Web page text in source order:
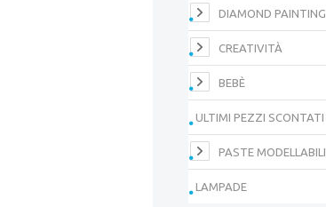
DIAMOND PAINTING
CREATIVITÀ
BEBÈ
ULTIMI PEZZI SCONTATI
PASTE MODELLABILI
LAMPADE